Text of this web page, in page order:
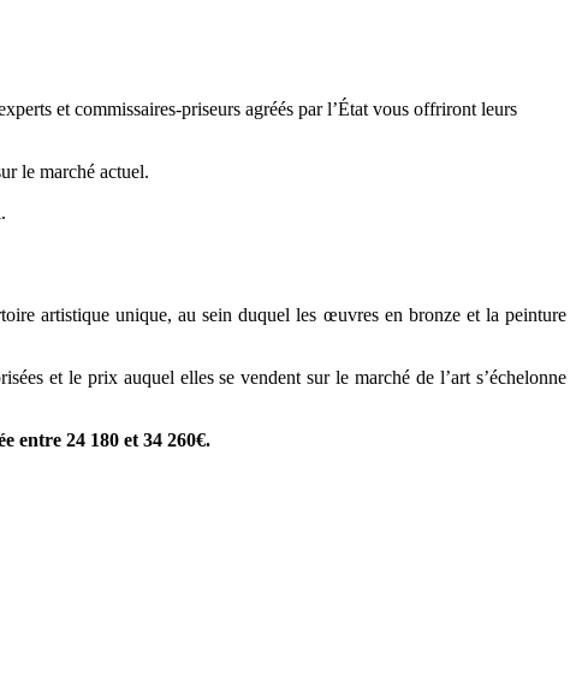
et commissaires-priseurs agréés par l’État vous offriront leurs
le marché actuel.
artistique unique, au sein duquel les œuvres en bronze et la peinture
et le prix auquel elles se vendent sur le marché de l’art s’échelonne
entre 24 180 et 34 260€.